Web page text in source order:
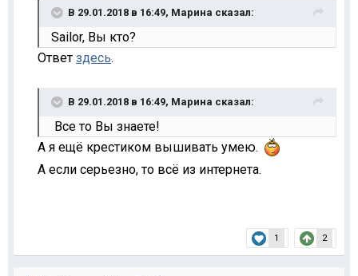
В 29.01.2018 в 16:49, Марина сказал:
Sailor, Вы кто?
Ответ здесь.
В 29.01.2018 в 16:49, Марина сказал:
Все то Вы знаете!
А я ещё крестиком вышивать умею.
А если серьезно, то всё из интернета.
1 2